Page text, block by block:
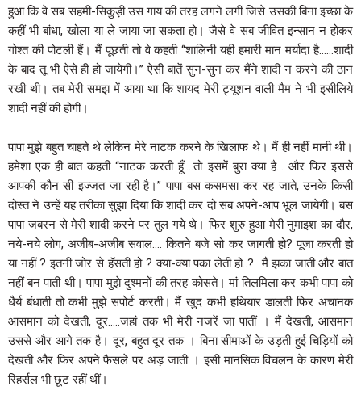
हुआ कि वे सब सहमी-सिकुड़ी उस गाय की तरह लगने लगीं जिसे उसकी बिना इच्छा के
कहीं भी बांधा, खोला या ले जाया जा सकता हो। जैसे वे सब जीवित इन्सान न होकर
गोश्त की पोटली हैं। मैं पूछती तो वे कहती ‘‘शालिनी यही हमारी मान मर्यादा है……शादी
के बाद तू भी ऐसे ही हो जायेगी।’’ ऐसी बातें सुन-सुन कर मैंने शादी न करने की ठान
रखी थी। तब मेरी समझ में आया था कि शायद मेरी ट्यूशन वाली मैम ने भी इसीलिये
शादी नहीं की होगी।
पापा मुझे बहुत चाहते थे लेकिन मेरे नाटक करने के खिलाफ थे। मैं ही नहीं मानी थी।
हमेशा एक ही बात कहती ‘‘नाटक करती हूँ….तो इसमें बुरा क्या है… और फिर इससे
आपकी कौन सी इज्जत जा रही है।’’ पापा बस कसमसा कर रह जाते, उनके किसी
दोस्त ने उन्हें यह तरीका सुझा दिया कि शादी कर दो सब अपने-आप भूल जायेगी। बस
पापा जबरन से मेरी शादी करने पर तुल गये थे। फिर शुरु हुआ मेरी नुमाइश का दौर,
नये-नये लोग, अजीब-अजीब सवाल…. कितने बजे सो कर जागती हो? पूजा करती हो
या नहीं ? इतनी जोर से हॅसती हो ? क्या-क्या पका लेती हो..? मैं झका जाती और बात
नहीं बन पाती थी। पापा मुझे दुश्मनों की तरह कोसते। मां तिलमिला कर कभी पापा को
धैर्य बंधाती तो कभी मुझे सपोर्ट करती। मैं खुद कभी हथियार डालती फिर अचानक
आसमान को देखती, दूर…..जहां तक भी मेरी नजरें जा पातीं । मैं देखती, आसमान
उससे और आगे तक है। दूर, बहुत दूर तक । बिना सीमाओं के उड़ती हुई चिड़ियों को
देखती और फिर अपने फैसले पर अड़ जाती । इसी मानसिक विचलन के कारण मेरी
रिहर्सल भी छूट रहीं थीं।